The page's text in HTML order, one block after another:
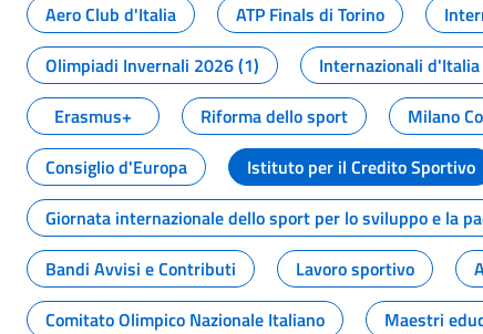
Aero Club d'Italia
ATP Finals di Torino
Olimpiadi Invernali 2026 (1)
Internazionali d'Italia
Erasmus+
Riforma dello sport Milano
Consiglio d'Europa
Istituto per il Credito Sportivo
Giornata internazionale dello sport per lo sviluppo e la
Bandi Avvisi e Contributi
Lavoro sportivo
Comitato Olimpico Nazionale Italiano
Maestri